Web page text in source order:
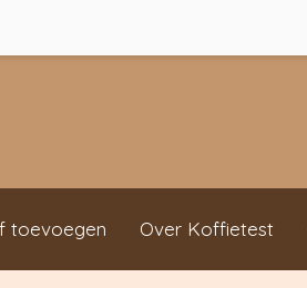
toevoegen Over Koffietest